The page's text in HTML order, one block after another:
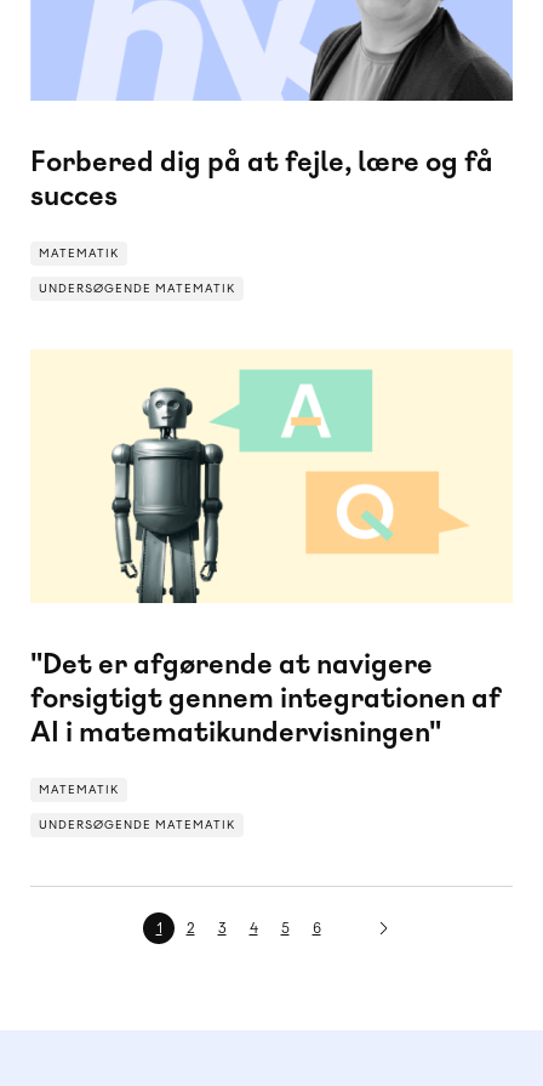
Forbered dig på at fejle, lære og få
succes
MATEMATIK
UNDERSØGENDE MATEMATIK
"Det er afgørende at navigere
forsigtigt gennem integrationen af
AI i matematikundervisningen"
MATEMATIK
UNDERSØGENDE MATEMATIK
Nuværende
1 Side
2 Side
3 Side
4 Side
5 Side
6